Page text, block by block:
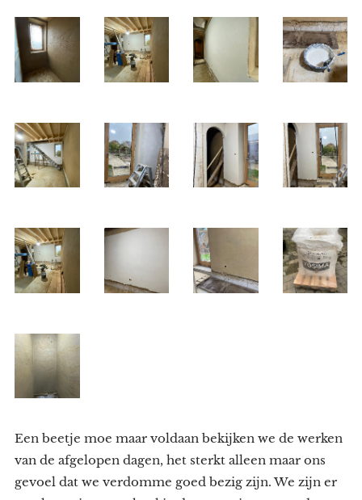
Een beetje moe maar voldaan bekijken we de werken
van de afgelopen dagen, het sterkt alleen maar ons
gevoel dat we verdomme goed bezig zijn. We zijn er